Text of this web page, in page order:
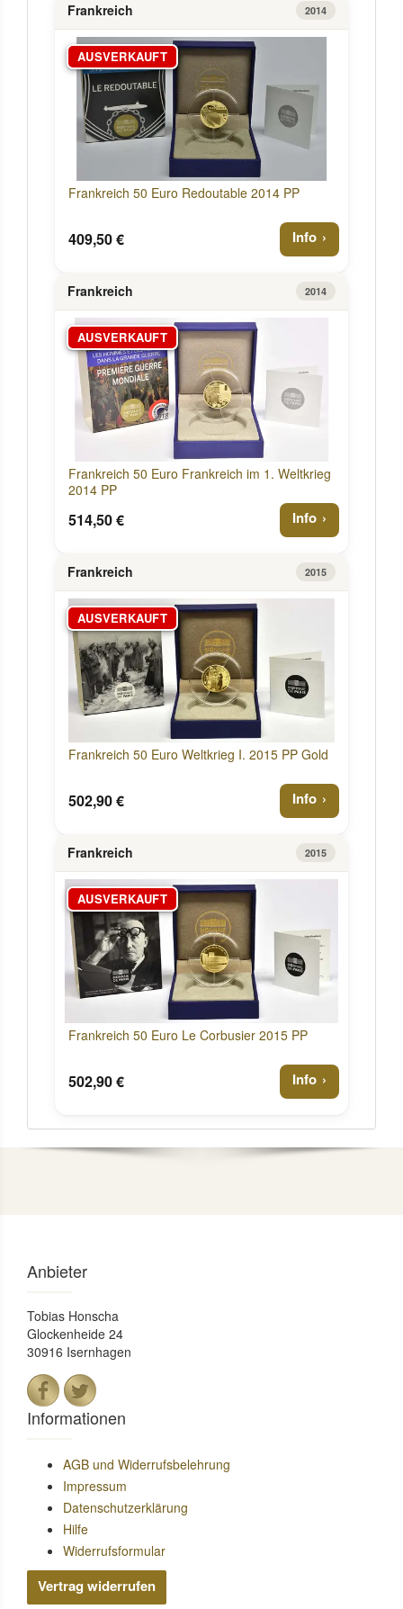
Frankreich 2014
AUSVERKAUFT
Frankreich 50 Euro Redoutable 2014 PP
409,50 € Info
Frankreich 2014
AUSVERKAUFT
Frankreich 50 Euro Frankreich im 1. Weltkrieg
2014 PP
514,50 € Info
Frankreich 2015
AUSVERKAUFT
Frankreich 50 Euro Weltkrieg I. 2015 PP Gold
502,90 € Info
Frankreich 2015
AUSVERKAUFT
Frankreich 50 Euro Le Corbusier 2015 PP
502,90 € Info
Anbieter
Tobias Honscha
Glockenheide 24
30916 Isernhagen
Informationen
AGB und Widerrufsbelehrung
Impressum
Datenschutzerklärung
Hilfe
Widerrufsformular
Vertrag widerrufen